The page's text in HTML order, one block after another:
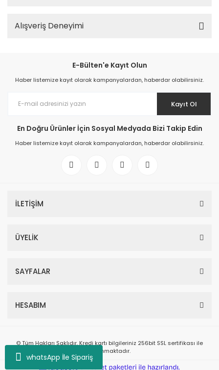
whatsApp İle Sipariş
Alışveriş Deneyimi
E-Bülten'e Kayıt Olun
Haber listemize kayıt olarak kampanyalardan, haberdar olabilirsiniz.
Kayıt Ol
En Doğru Ürünler İçin Sosyal Medyada Bizi Takip Edin
Haber listemize kayıt olarak kampanyalardan, haberdar olabilirsiniz.
İLETİŞİM
ÜYELİK
SAYFALAR
HESABIM
© Tüm Hakları Saklıdır. Kredi kartı bilgileriniz 256bit SSL sertifikası ile
korunmaktadır.
e-